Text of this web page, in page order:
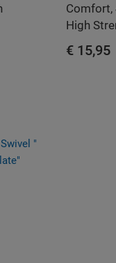
Comfort,
High
€ 15,95